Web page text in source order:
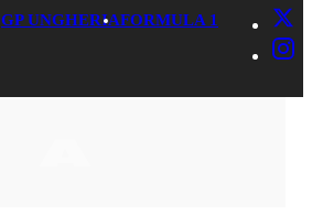
GP UNGHERIAFORMULA 1